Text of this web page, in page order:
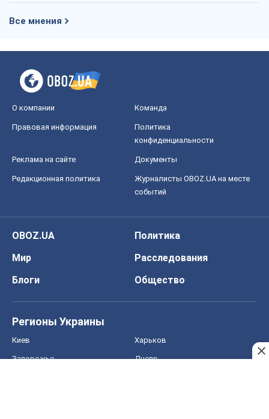
Все мнения
О компании Команда
Правовая информация
Политика
конфиденциальности
Реклама на сайте Документы
Редакционная политика
Журналисты OBOZ.UA на месте
событий
OBOZ.UA
Политика
Мир
Расследования
Блоги
Общество
Регионы Украины
Киев Харьков
Запорожье Днепр